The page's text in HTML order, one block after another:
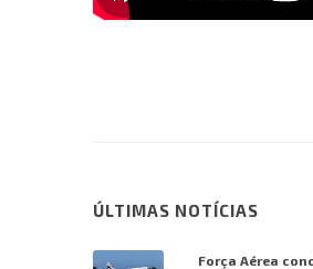
ÚLTIMAS NOTÍCIAS
Força Aérea